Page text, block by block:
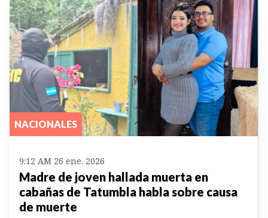
NACIONALES
9:12 AM 26 ene. 2026
Madre de joven hallada muerta en
cabañas de Tatumbla habla sobre causa
de muerte